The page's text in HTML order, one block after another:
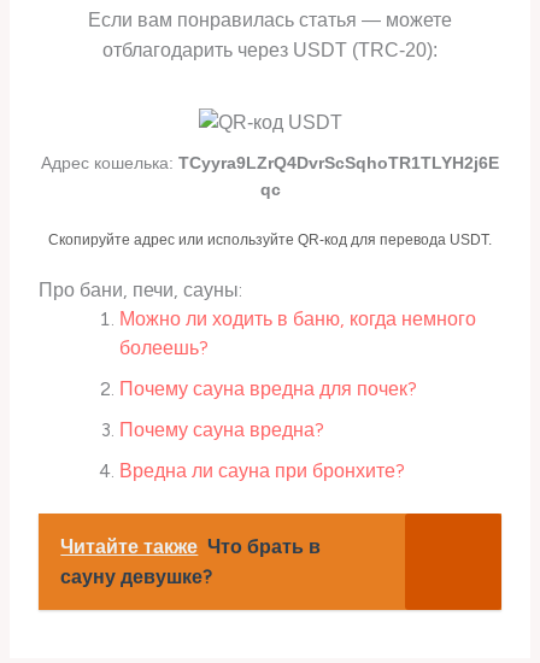
Если вам понравилась статья — можете
отблагодарить через USDT (TRC-20):
Адрес кошелька: TCyyra9LZrQ4DvrScSqhoTR1TLYH2j6E
qc
Скопируйте адрес или используйте QR-код для перевода USDT.
Про бани, печи, сауны:
Можно ли ходить в баню, когда немного
болеешь?
Почему сауна вредна для почек?
Почему сауна вредна?
Вредна ли сауна при бронхите?
Читайте также Что брать в
сауну девушке?